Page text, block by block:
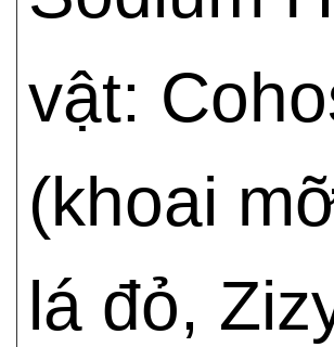
vật:
(khoai
lá đỏ,